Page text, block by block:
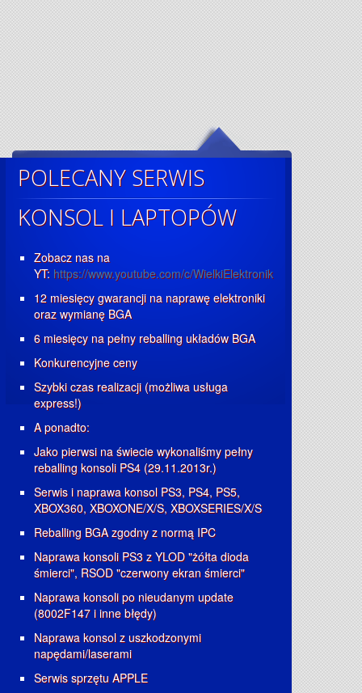
POLECANY SERWIS
KONSOL I LAPTOPÓW
Zobacz nas na
YT: https://www.youtube.com/c/WielkiElektronik
12 miesięcy gwarancji na naprawę elektroniki
oraz wymianę BGA
6 miesięcy na pełny reballing układów BGA
Konkurencyjne ceny
Szybki czas realizacji (możliwa usługa
express!)
A ponadto:
Jako pierwsi na świecie wykonaliśmy pełny
reballing konsoli PS4 (29.11.2013r.)
Serwis i naprawa konsol PS3, PS4, PS5,
XBOX360, XBOXONE/X/S, XBOXSERIES/X/S
Reballing BGA zgodny z normą IPC
Naprawa konsoli PS3 z YLOD "żółta dioda
śmierci", RSOD "czerwony ekran śmierci"
Naprawa konsoli po nieudanym update
(8002F147 i inne błędy)
Naprawa konsol z uszkodzonymi
napędami/laserami
Serwis sprzętu APPLE